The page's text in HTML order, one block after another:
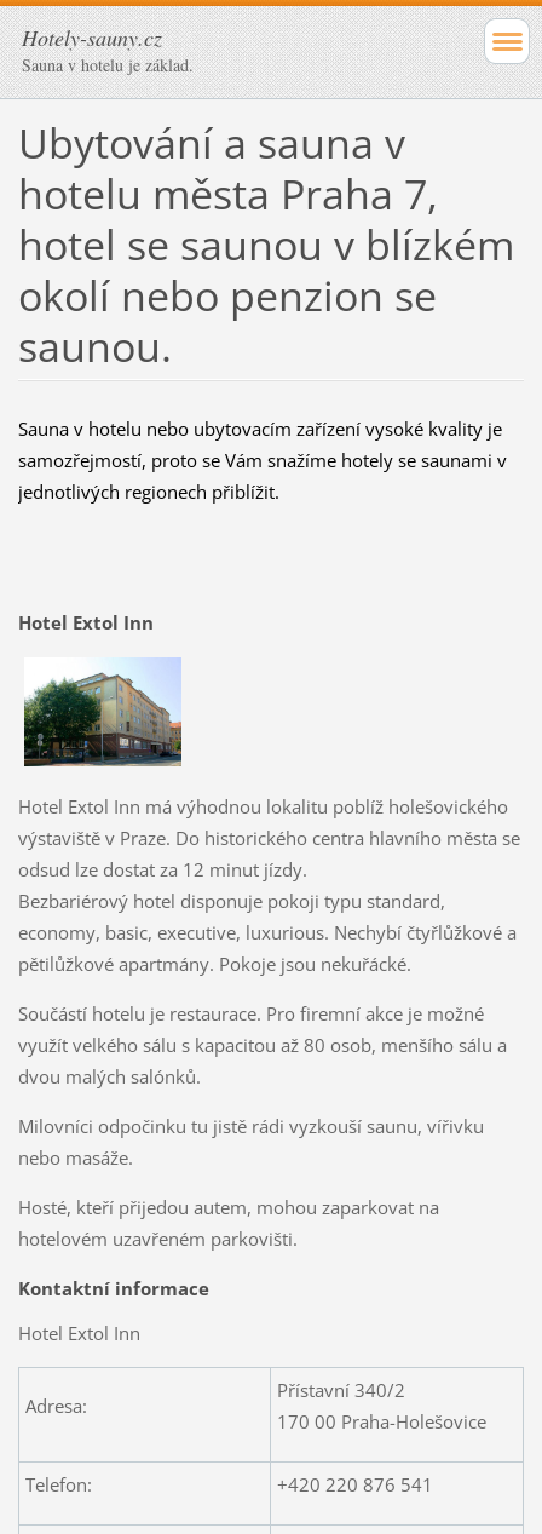
Hotely-sauny.cz
Sauna v hotelu je základ.
Ubytování a sauna v
hotelu města Praha 7,
hotel se saunou v blízkém
okolí nebo penzion se
saunou.
Sauna v hotelu nebo ubytovacím zařízení vysoké kvality je
samozřejmostí, proto se Vám snažíme hotely se saunami v
jednotlivých regionech přiblížit.
Hotel Extol Inn
Hotel Extol Inn má výhodnou lokalitu poblíž holešovického
výstaviště v Praze. Do historického centra hlavního města se
odsud lze dostat za 12 minut jízdy.
Bezbariérový hotel disponuje pokoji typu standard,
economy, basic, executive, luxurious. Nechybí čtyřlůžkové a
pětilůžkové apartmány. Pokoje jsou nekuřácké.
Součástí hotelu je restaurace. Pro firemní akce je možné
využít velkého sálu s kapacitou až 80 osob, menšího sálu a
dvou malých salónků.
Milovníci odpočinku tu jistě rádi vyzkouší saunu, vířivku
nebo masáže.
Hosté, kteří přijedou autem, mohou zaparkovat na
hotelovém uzavřeném parkovišti.
Kontaktní informace
Hotel Extol Inn
Adresa:
Přístavní 340/2
170 00 Praha-Holešovice
Telefon: +420 220 876 541